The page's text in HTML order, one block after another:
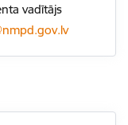
vadītājs